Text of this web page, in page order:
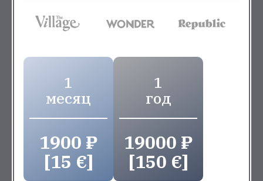
1
месяц
1900 ₽
[15 €]
1
год
19000 ₽
[150 €]